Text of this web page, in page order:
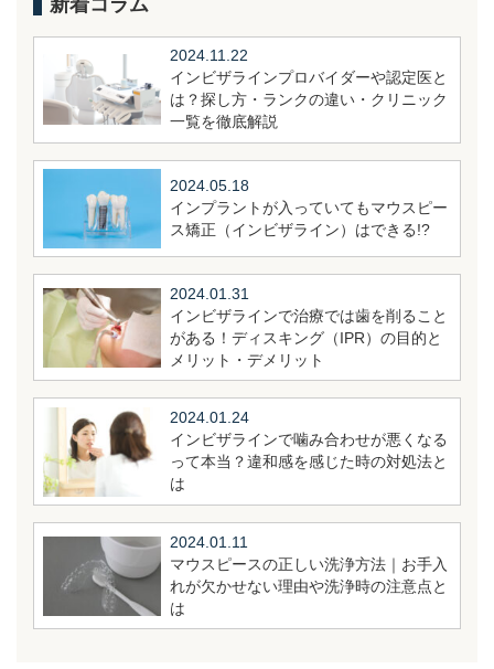
2024.11.22
インビザラインプロバイダーや認定医と
は？探し方・ランクの違い・クリニック
一覧を徹底解説
2024.05.18
インプラントが入っていてもマウスピー
ス矯正（インビザライン）はできる!?
2024.01.31
インビザラインで治療では歯を削ること
がある！ディスキング（IPR）の目的と
メリット・デメリット
2024.01.24
インビザラインで噛み合わせが悪くなる
って本当？違和感を感じた時の対処法と
は
2024.01.11
マウスピースの正しい洗浄方法｜お手入
れが欠かせない理由や洗浄時の注意点と
は